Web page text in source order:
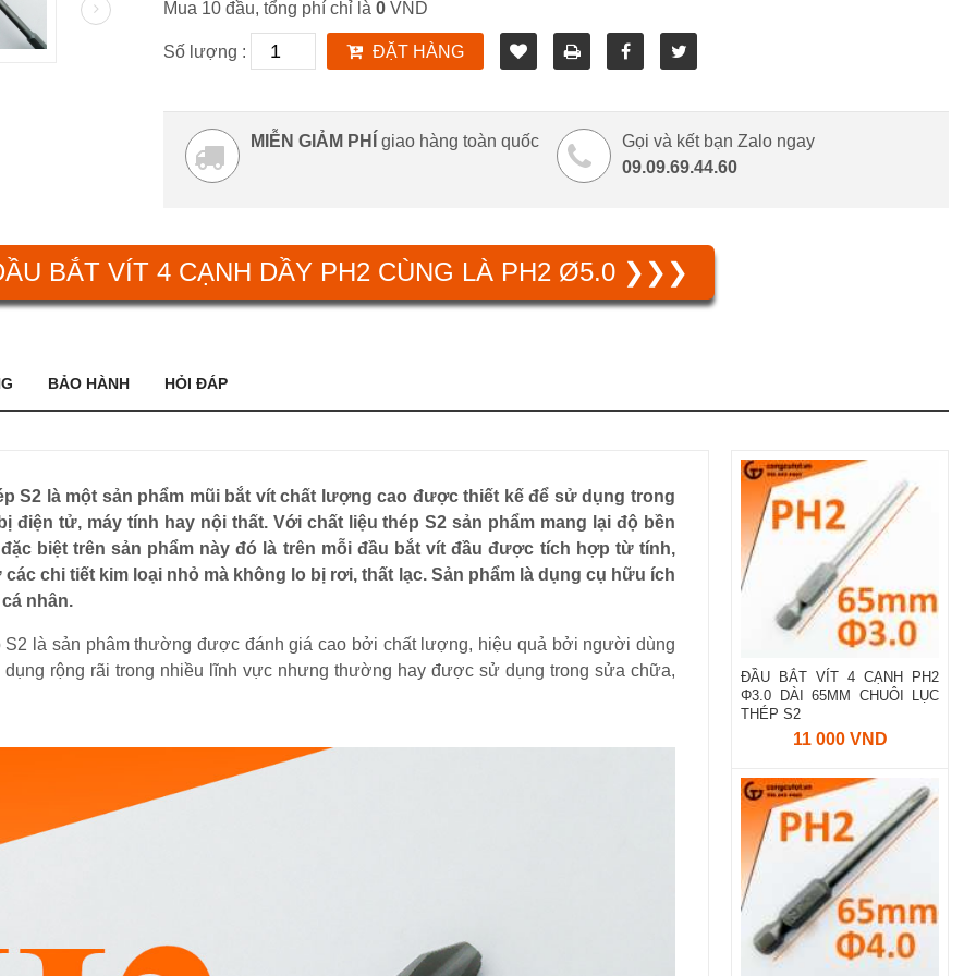
Mua 10 đầu, tổng phí chỉ là0 VND
Số lượng : ĐẶT HÀNG
MIỄN GIẢM PHÍ giao hàng toàn quốc
Gọi và kết bạn Zalo ngay
09.09.69.44.60
BẮT VÍT 4 CẠNH DẦY PH2 CÙNG LÀ PH2 Ø5.0 ❯❯❯
BẢO HÀNH HỎI ĐÁP
S2 là một sản phẩm mũi bắt vít chất lượng cao được thiết kế để sử dụng trong
điện tử, máy tính hay nội thất. Với chất liệu thép S2 sản phẩm mang lại độ bền
biệt trên sản phẩm này đó là trên mỗi đầu bắt vít đầu được tích hợp từ tính,
chi tiết kim loại nhỏ mà không lo bị rơi, thất lạc. Sản phẩm là dụng cụ hữu ích
nhân.
là sản phâm thường được đánh giá cao bởi chất lượng, hiệu quả bởi người dùng
rộng rãi trong nhiều lĩnh vực nhưng thường hay được sử dụng trong sửa chữa,
ĐẦU BẮT VÍT 4 CẠNH PH2
Φ3.0 DÀI 65MM CHUÔI LỤC
THÉP S2
11 000 VND